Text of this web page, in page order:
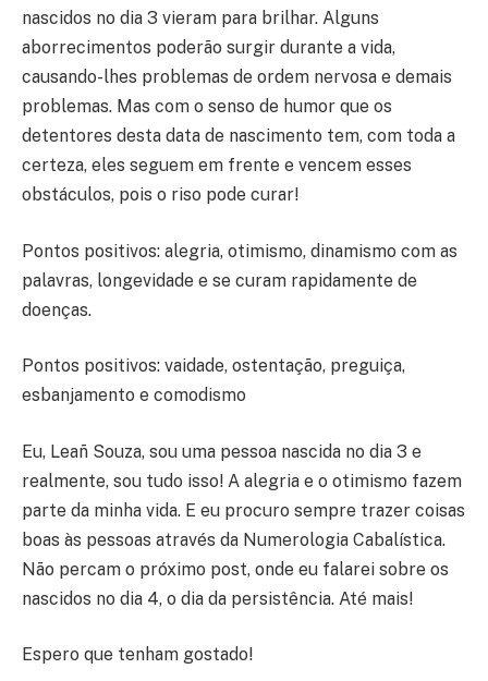
nascidos no dia 3 vieram para brilhar. Alguns
aborrecimentos poderão surgir durante a vida,
causando-lhes problemas de ordem nervosa e demais
problemas. Mas com o senso de humor que os
detentores desta data de nascimento tem, com toda a
certeza, eles seguem em frente e vencem esses
obstáculos, pois o riso pode curar!
Pontos positivos: alegria, otimismo, dinamismo com as
palavras, longevidade e se curam rapidamente de
doenças.
Pontos positivos: vaidade, ostentação, preguiça,
esbanjamento e comodismo
Eu, Leañ Souza, sou uma pessoa nascida no dia 3 e
realmente, sou tudo isso! A alegria e o otimismo fazem
parte da minha vida. E eu procuro sempre trazer coisas
boas às pessoas através da Numerologia Cabalística.
Não percam o próximo post, onde eu falarei sobre os
nascidos no dia 4, o dia da persistência. Até mais!
Espero que tenham gostado!